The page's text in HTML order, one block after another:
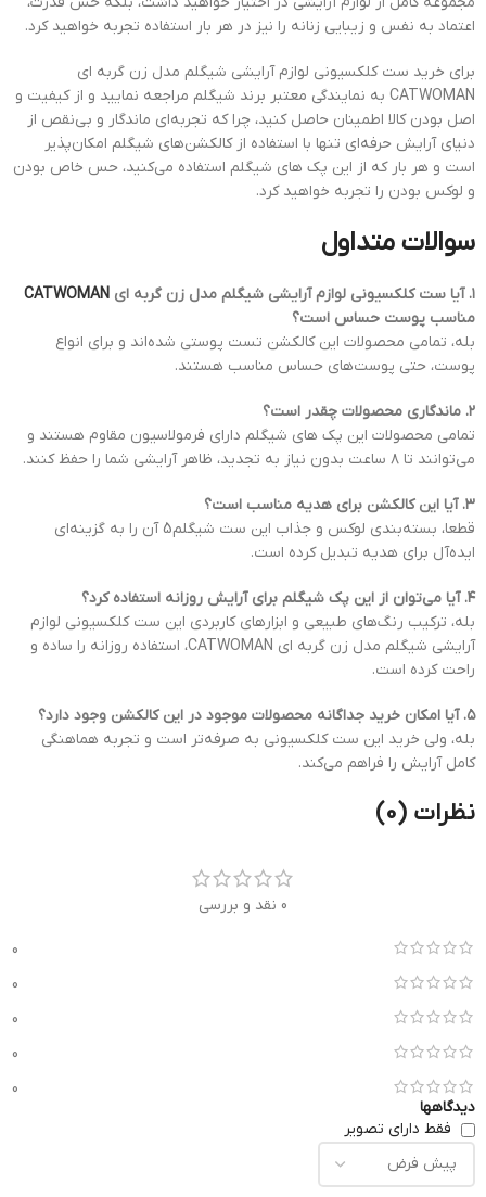
اعتماد به نفس و زیبایی زنانه را نیز در هر بار استفاده تجربه خواهید کرد.
برای خرید ست کلکسیونی لوازم آرایشی شیگلم مدل زن گربه ای
CATWOMAN به نمایندگی معتبر برند شیگلم مراجعه نمایید و از کیفیت و
اصل بودن کالا اطمینان حاصل کنید، چرا که تجربه‌ای ماندگار و بی‌نقص از
دنیای آرایش حرفه‌ای تنها با استفاده از کالکشن‌های شیگلم امکان‌پذیر
است و هر بار که از این پک های شیگلم استفاده می‌کنید، حس خاص بودن
و لوکس بودن را تجربه خواهید کرد.
سوالات متداول
۱. آیا ست کلکسیونی لوازم آرایشی شیگلم مدل زن گربه ای
مناسب پوست حساس است؟
بله، تمامی محصولات این کالکشن تست پوستی شده‌اند و برای انواع
پوست، حتی پوست‌های حساس مناسب هستند.
۲. ماندگاری محصولات چقدر است؟
تمامی محصولات این پک های شیگلم دارای فرمولاسیون مقاوم هستند و
می‌توانند تا ۸ ساعت بدون نیاز به تجدید، ظاهر آرایشی شما را حفظ کنند.
۳. آیا این کالکشن برای هدیه مناسب است؟
قطعا، بسته‌بندی لوکس و جذاب این ست شیگلم5 آن را به گزینه‌ای
ایده‌آل برای هدیه تبدیل کرده است.
۴. آیا می‌توان از این پک شیگلم برای آرایش روزانه استفاده کرد؟
بله، ترکیب رنگ‌های طبیعی و ابزارهای کاربردی این ست کلکسیونی لوازم
آرایشی شیگلم مدل زن گربه ای CATWOMAN، استفاده روزانه را ساده و
راحت کرده است.
۵. آیا امکان خرید جداگانه محصولات موجود در این کالکشن وجود دارد؟
بله، ولی خرید این ست کلکسیونی به صرفه‌تر است و تجربه هماهنگی
کامل آرایش را فراهم می‌کند.
نظرات (0)
0 نقد و بررسی
0
0
0
0
0
دیدگاهها
فقط دارای تصویر